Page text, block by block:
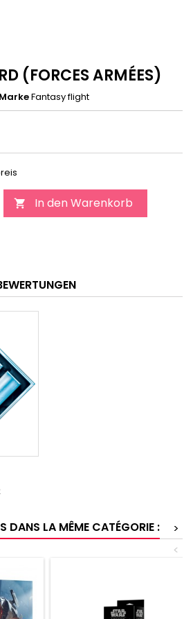
(FORCES ARMÉES)
MarkeFantasy flight
 In den Warenkorb
DANS LA MÊME CATÉGORIE :
>
<